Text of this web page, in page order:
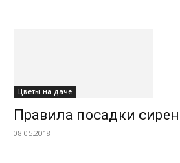
Цветы на даче
Правила посадки
08.05.2018